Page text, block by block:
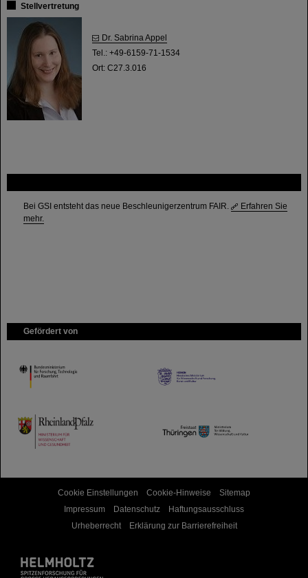
Bei GSI entsteht das neue Beschleunigerzentrum FAIR.
Erfahren Sie
mehr.
Gefördert von
HMWK
TMWWDG
Stellvertretung
Dr. Sabrina Appel
Tel.: +49-6159-71-1534
Ort: C27.3.016
Cookie Einstellungen Cookie-Hinweise
Sitemap
Impressum
Datenschutz
Haftungsausschluss
Urheberrecht
Erklärung zur Barrierefreiheit